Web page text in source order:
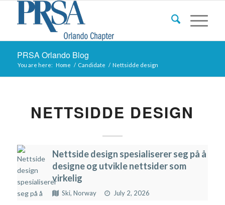
PRSA Orlando Blog
You are here: Home / Candidate / Nettsidde design
NETTSIDDE DESIGN
Nettside design spesialiserer seg på å
designe og utvikle nettsider som
virkelig
Ski, Norway July 2, 2026